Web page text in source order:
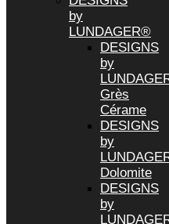
by
LUNDAGER®
DESIGNS
by
Grès
Cérame
DESIGNS
by
Dolomite
DESIGNS
by